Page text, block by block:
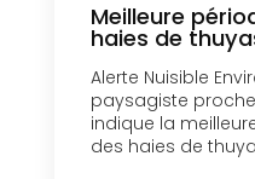
Meilleure
haies de
Alerte Nuisible
paysagiste
indique la
des haies de